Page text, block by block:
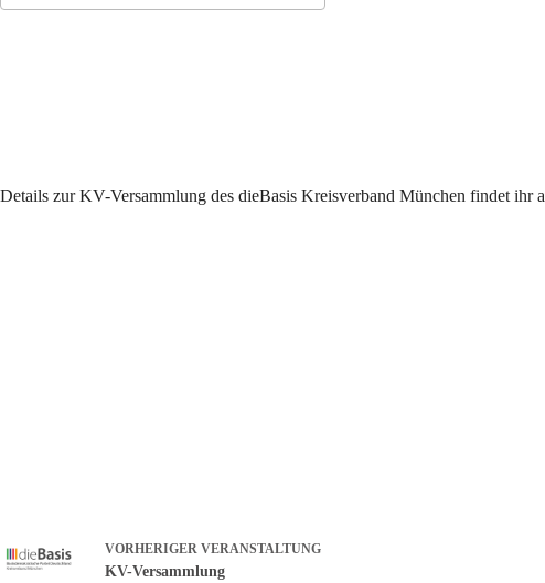
Details zur KV-Versammlung des dieBasis Kreisverband München findet
VORHERIGER VERANSTALTUNG
KV-Versammlung